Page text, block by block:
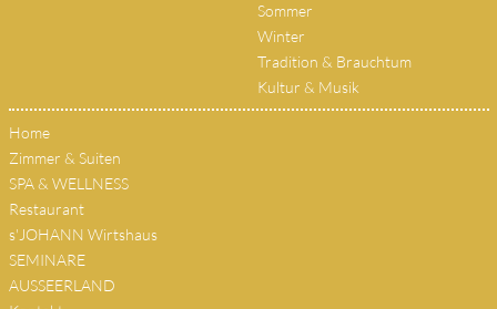
Sommer
Winter
Tradition & Brauchtum
Kultur & Musik
Home
Zimmer & Suiten
SPA & WELLNESS
Restaurant
s'JOHANN Wirtshaus
SEMINARE
AUSSEERLAND